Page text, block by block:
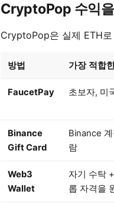
CryptoPop 수익
CryptoPop은 실제 ETH
방법 가장 적합
FaucetPay 초보자, 미
Binance
Gift Card
Binance
람
Web3
Wallet
자기 수탁
롭 자격을